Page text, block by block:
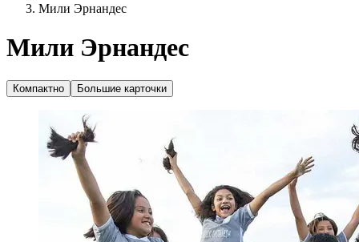
Мили Эрнандес
Мили Эрнандес
Компактно Большие карточки